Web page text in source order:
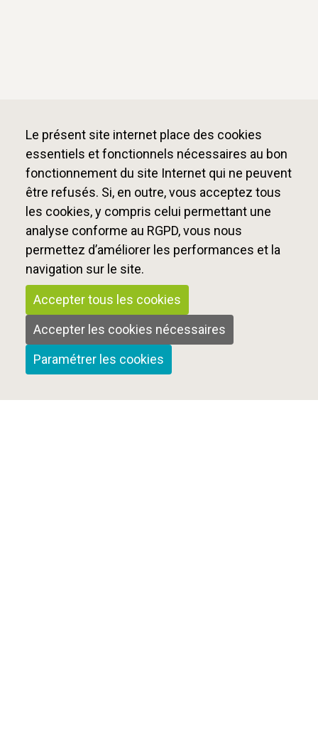
Le présent site internet place des cookies
essentiels et fonctionnels nécessaires au bon
fonctionnement du site Internet qui ne peuvent
être refusés. Si, en outre, vous acceptez tous
les cookies, y compris celui permettant une
analyse conforme au RGPD, vous nous
permettez d’améliorer les performances et la
navigation sur le site.
Accepter tous les cookies
Accepter les cookies nécessaires
Paramétrer les cookies